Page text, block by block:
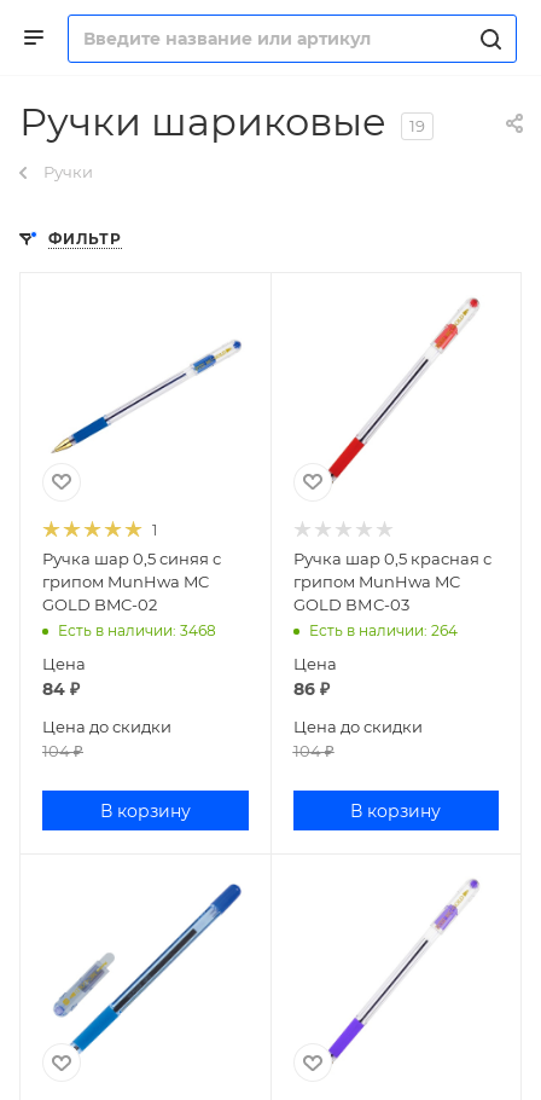
Ручки шариковые 19
Ручки
ФИЛЬТР
1
Ручка шар 0,5 синяя с
грипом MunHwa MC
GOLD BMC-02
Есть в наличии: 3468
Цена
84 ₽
Цена до скидки
104₽
В корзину
Ручка шар 0,5 красная с
грипом MunHwa MC
GOLD ВМС-03
Есть в наличии: 264
Цена
86₽
Цена до скидки
104₽
В корзину